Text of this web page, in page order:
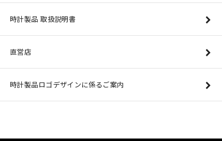
時計製品 取扱説明書
直営店
時計製品ロゴデザインに係るご案内